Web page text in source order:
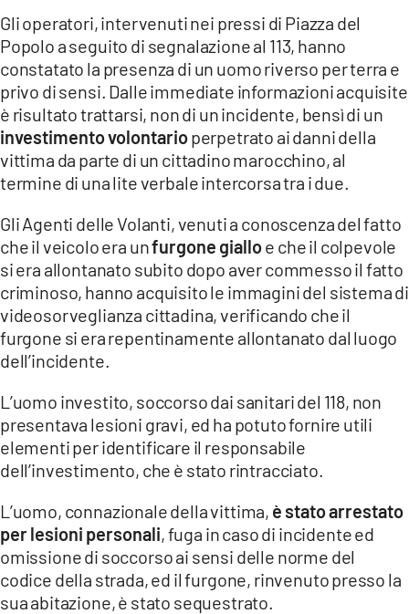
LACITYMAG.IT
ILREGGINO.IT
COSENZACHANNEL.IT
ILVIBONESE.IT
CATANZAROCHANNEL.IT
LACAPITALENEWS.IT
App
APPLE
Gli operatori, intervenuti nei pressi di Piazza del
Popolo a seguito di segnalazione al 113, hanno
constatato la presenza di un uomo riverso per terra e
privo di sensi. Dalle immediate informazioni acquisite
è risultato trattarsi, non di un incidente, bensì di un
investimento volontarioperpetrato ai danni della
vittima da parte di un cittadino marocchino, al
termine di una lite verbale intercorsa tra i due.
Gli Agenti delle Volanti, venuti a conoscenza del fatto
che il veicolo era unfurgone gialloe che il colpevole
si era allontanato subito dopo aver commesso il fatto
criminoso, hanno acquisito le immagini del sistema di
videosorveglianza cittadina, verificando che il
furgone si era repentinamente allontanato dal luogo
dell’incidente.
L’uomo investito, soccorso dai sanitari del 118, non
presentava lesioni gravi, ed ha potuto fornire utili
elementi per identificare il responsabile
dell’investimento, che è stato rintracciato.
L’uomo, connazionale della vittima, è stato arrestato
per lesioni personali, fuga in caso di incidente ed
omissione di soccorso ai sensi delle norme del
codice della strada, ed il furgone, rinvenuto presso la
sua abitazione, è stato sequestrato.